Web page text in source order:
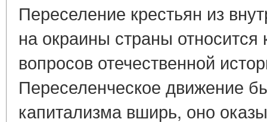
Переселение крестьян из
на окраины страны относится
вопросов отечественной
Переселенческое движение
капитализма вширь, оно